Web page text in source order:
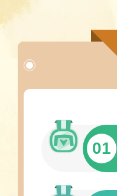
01